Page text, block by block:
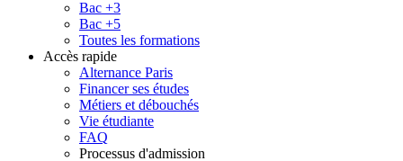
Bac +3
Bac +5
Toutes les formations
Accès rapide
Alternance Paris
Financer ses études
Métiers et débouchés
Vie étudiante
FAQ
Processus d'admission